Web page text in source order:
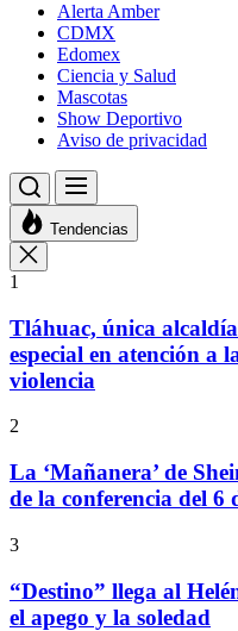
Alerta Amber
CDMX
Edomex
Ciencia y Salud
Mascotas
Show Deportivo
Aviso de privacidad
Tendencias
1
Tláhuac, única
especial en atención a
violencia
2
La ‘Mañanera’ de
de la conferencia del 6
3
“Destino” llega al
el apego y la soledad